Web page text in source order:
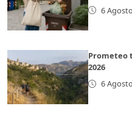
6
Prometeo
2026
6